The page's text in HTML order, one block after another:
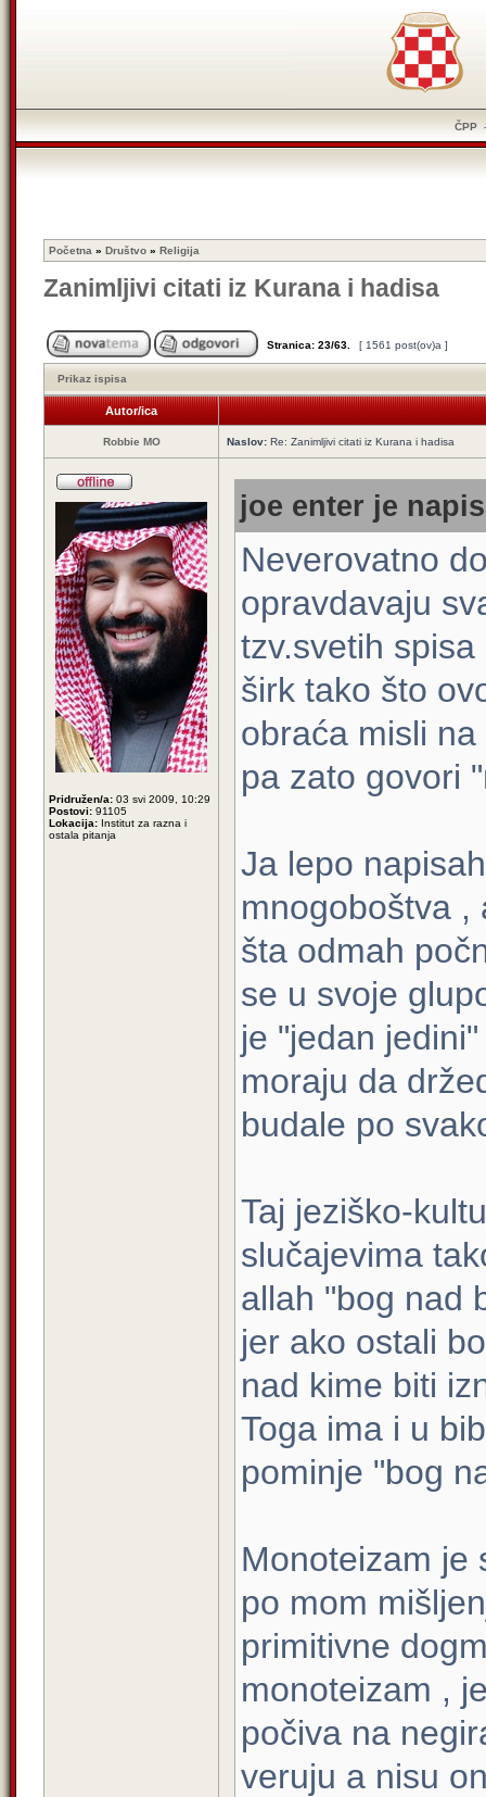
ČPP
Početna » Društvo » Religija
Zanimljivi citati iz Kurana i hadisa
Stranica: 23/63 [ 1561 post(ov)a ]
Prikaz ispisa
Autor/ica
Robbie MO Naslov: Re: Zanimljivi citati iz Kurana i hadisa
Pridružen/a: 03 svi 2009, 10:29
Postovi: 91105
Lokacija: Institut za razna i
ostala pitanja
joe enter je
Neverovatno
opravdavaju
tzv.svetih
širk tako što
obraća misli
pa zato govori
Ja lepo
mnogoboštva ,
šta odmah
se u svoje
je "jedan
moraju da
budale po
Taj jeziško-
slučajevima
allah "bog nad
jer ako ostali
nad kime biti
Toga ima i u
pominje "bog
Monoteizam je
po mom
primitivne
monoteizam ,
počiva na
veruju a nisu